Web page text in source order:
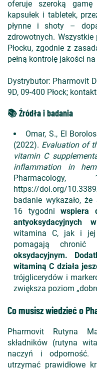
oferuje szeroką
kapsułek i tabletek,
płynne i shoty –
zdrowotnych.
Płocku, zgodnie z
pełną kontrolę jakości
Dystrybutor: Pharmovit
9D, 09-400 Płock;
📚 Źródła i badania
Omar, S., El
(2022). Evaluation of
vitamin C
inflammation in
https://doi.org/
badanie wykazało,
16 tygodniwspiera
antyoksydacyjnych
witamina C, jak i jej
pomagają chronić
oksydacyjnym.
witaminą C działa
trójglicerydów i
zwiększa poziom
Co musisz wiedzieć o
Pharmovit Rutyna
składników (rutyna
naczyń i odporność.
utrzymać prawidłowe